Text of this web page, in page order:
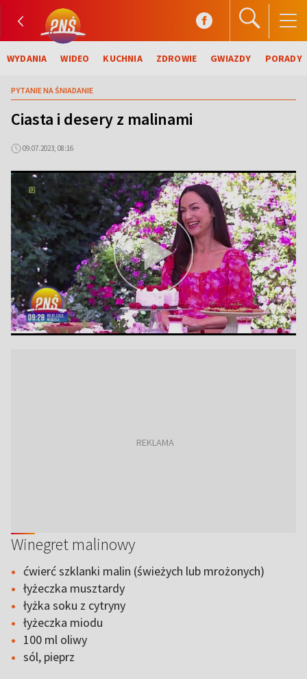
WYDANIA WIDEO KUCHNIA ZDROWIE GWIAZDY PORADY
PYTANIE NA ŚNIADANIE
Ciasta i desery z malinami
09.07.2023, 08:16
Winegret malinowy
ćwierć szklanki malin (świeżych lub mrożonych)
łyżeczka musztardy
łyżka soku z cytryny
łyżeczka miodu
100 ml oliwy
sól, pieprz